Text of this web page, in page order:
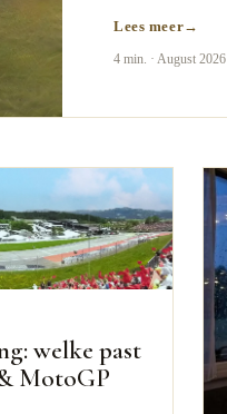
Lees meer
4 min. ·August 2026
welke past
MotoGP